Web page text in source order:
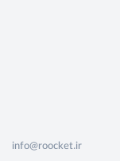
info@roocket.ir